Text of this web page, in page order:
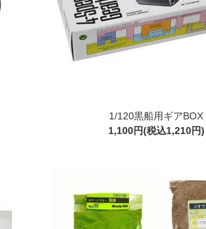
1/120黒船用ギアBOX
1,100円(税込1,210円)